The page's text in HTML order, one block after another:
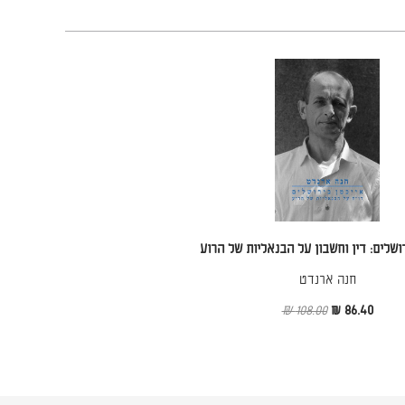
דין וחשבון על הבנאליות של הרוע
חנה ארנדט
86.40 ₪
108.00 ₪